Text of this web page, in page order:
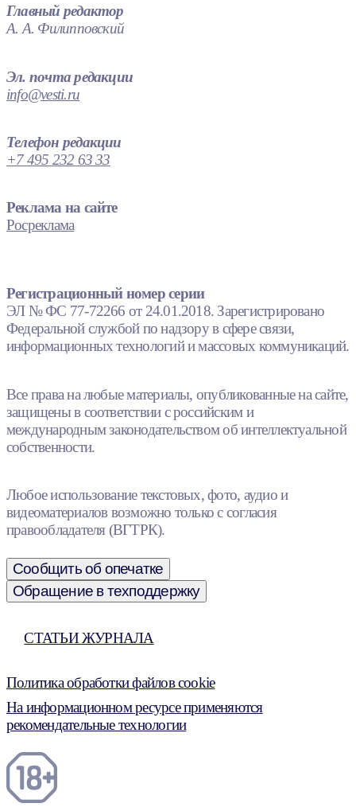
Главный редактор
А. А. Филипповский
Эл. почта редакции
info@vesti.ru
Телефон редакции
+7 495 232 63 33
Реклама на сайте
Росреклама
Регистрационный номер серии
ЭЛ № ФС 77-72266 от 24.01.2018. Зарегистрировано
Федеральной службой по надзору в сфере связи,
информационных технологий и массовых коммуникаций.
Все права на любые материалы, опубликованные на сайте,
защищены в соответствии с российским и
международным законодательством об интеллектуальной
собственности.
Любое использование текстовых, фото, аудио и
видеоматериалов возможно только с согласия
правообладателя (ВГТРК).
Сообщить об опечатке
Обращение в техподдержку
СТАТЬИ ЖУРНАЛА
Политика обработки файлов cookie
На информационном ресурсе применяются
рекомендательные технологии